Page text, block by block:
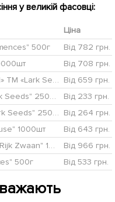
у великій фасовці:
Ціна
500г
Від 782 грн.
Від 708 грн.
Огірок партенокарпічний «Стінгер F1» ТМ «Lark Seeds» 1000шт Від 659 грн.
Горох овочевий "Мегасайз" ТМ "Lark Seeds" 2500шт
Від 233 грн.
Горох овочевий "Продиджи" ТМ "Lark Seeds" 2500шт Від 264 грн.
1000шт
Від 643 грн.
Капуста білокочення "Зарісіма" ТМ "Rijk Zwaan" 1000шт
Від 966 грн.
500г
Від 533 грн.